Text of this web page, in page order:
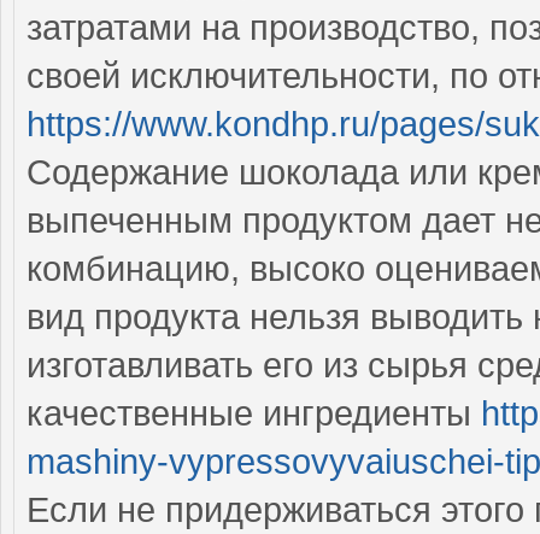
затратами на производство,
своей исключительности, по
https://www.kondhp.ru/pages/
Содержание шоколада или
выпеченным продуктом дает
комбинацию, высоко
вид продукта нельзя
изготавливать его из сырья
качественные ингредиенты
mashiny-vypressovyvaiuschei-
Если не придерживаться